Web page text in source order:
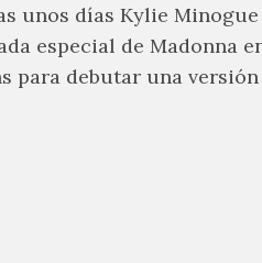
unos días Kylie
especial de Madonna
para debutar una